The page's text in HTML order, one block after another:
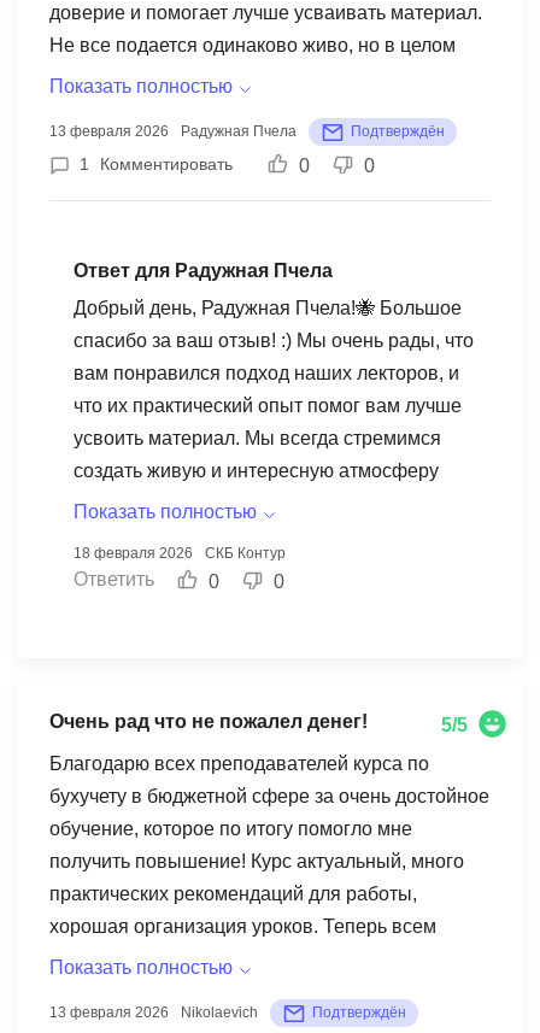
доверие и помогает лучше усваивать материал.
Не все подается одинаково живо, но в целом
уровень экспертизы высокий.
Показать полностью
13 февраля 2026 Радужная Пчела Подтверждён
1 Комментировать 0 0
Ответ для Радужная Пчела
Добрый день, Радужная Пчела!🐝 Большое
спасибо за ваш отзыв! :) Мы очень рады, что
вам понравился подход наших лекторов, и
что их практический опыт помог вам лучше
усвоить материал. Мы всегда стремимся
создать живую и интересную атмосферу
обучения. Ваши замечания о разной степени
обязательно учтем их в будущем. Спасибо,
Показать полностью
18 февраля 2026 СКБ Контур
Ответить 0 0
Очень рад что не пожалел денег!
5/5
Благодарю всех преподавателей курса по
бухучету в бюджетной сфере за очень достойное
обучение, которое по итогу помогло мне
получить повышение! Курс актуальный, много
практических рекомендаций для работы,
хорошая организация уроков. Теперь всем
знакомым рекомендую!
Показать полностью
13 февраля 2026 Nikolaevich Подтверждён